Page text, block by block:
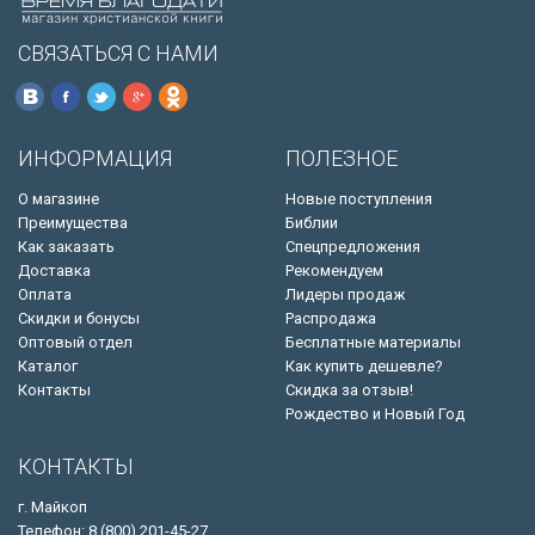
СВЯЗАТЬСЯ С НАМИ
ИНФОРМАЦИЯ
О магазине
Преимущества
Как заказать
Доставка
Оплата
Скидки и бонусы
Оптовый отдел
Каталог
Контакты
ПОЛЕЗНОЕ
Новые поступления
Библии
Спецпредложения
Рекомендуем
Лидеры продаж
Распродажа
Бесплатные материалы
Как купить дешевле?
Скидка за отзыв!
Рождество и Новый Год
КОНТАКТЫ
г. Майкоп
Телефон: 8 (800) 201-45-27